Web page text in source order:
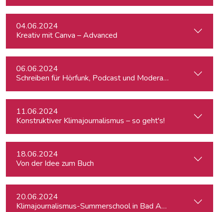
04.06.2024
Kreativ mit Canva – Advanced
06.06.2024
Schreiben für Hörfunk, Podcast und Moderation
11.06.2024
Konstruktiver Klimajournalismus – so geht's!
18.06.2024
Von der Idee zum Buch
20.06.2024
Klimajournalismus-Summerschool in Bad Aussee